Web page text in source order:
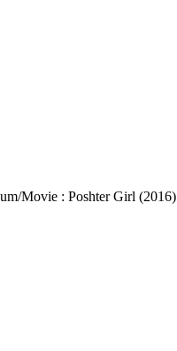
Movie : Poshter Girl (2016)